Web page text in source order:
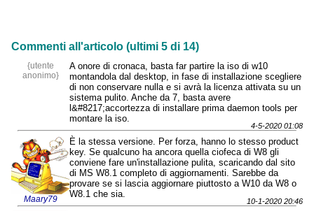
Commenti all'articolo (ultimi 5 di 14)
{utente
anonimo}
A onore di cronaca, basta far partire la iso di w10
montandola dal desktop, in fase di installazione scegliere
di non conservare nulla e si avrà la licenza attivata su un
sistema pulito. Anche da 7, basta avere
l&#8217;accortezza di installare prima daemon tools per
montare la iso.
4-5-2020 01:08
Maary79
È la stessa versione. Per forza, hanno lo stesso product
key. Se qualcuno ha ancora quella ciofeca di W8 gli
conviene fare un'installazione pulita, scaricando dal sito
di MS W8.1 completo di aggiornamenti. Sarebbe da
provare se si lascia aggiornare piuttosto a W10 da W8 o
W8.1 che sia.
10-1-2020 20:46